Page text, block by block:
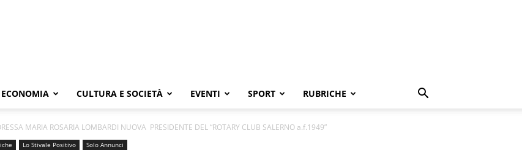
ECONOMIA CULTURA E SOCIETÀ EVENTI SPORT RUBRICHE
MARIA ROSARIA LOMBARDI NUOVA PRESIDENTE DEL “ROTARY CLUB SALERNO a.f.1949”
Lo Stivale Positivo Solo Annunci